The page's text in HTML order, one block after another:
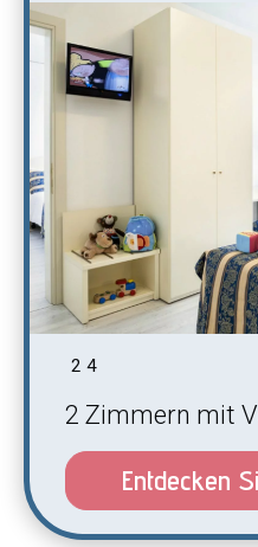
2 4
2 Zimmern mit
Entdecken